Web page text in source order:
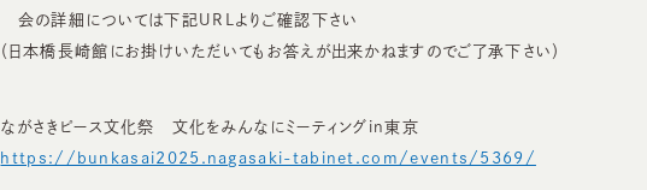
会の詳細については下記URLよりご確認下さい
（日本橋長崎館にお掛けいただいてもお答えが出来かねますのでご了承下さい）
ながさきピース文化祭 文化をみんなにミーティングin東京
https://bunkasai2025.nagasaki-tabinet.com/events/5369/